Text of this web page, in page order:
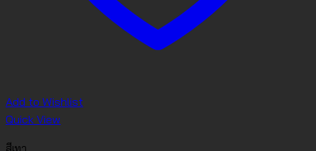
Add to Wishlist
Quick View